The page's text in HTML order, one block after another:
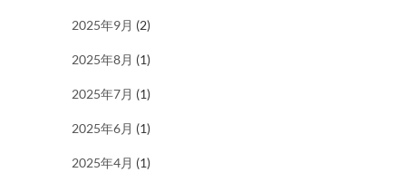
2025年9月 (2)
2025年8月 (1)
2025年7月 (1)
2025年6月 (1)
2025年4月 (1)